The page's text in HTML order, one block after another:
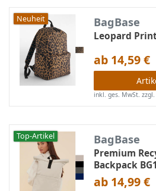
Neuheit BagBase
Leopard
ab 14,59 €
inkl. ges. MwSt.
Top-Artikel BagBase
Premium
Backpack
ab 14,99 €